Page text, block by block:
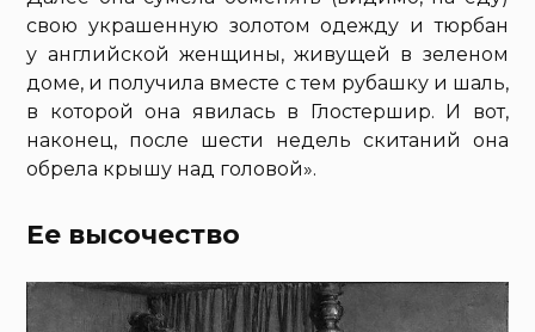
свою украшенную золотом одежду и тюрбан
у английской женщины, живущей в зеленом
доме, и получила вместе с тем рубашку и шаль,
в которой она явилась в Глостершир. И вот,
наконец, после шести недель скитаний она
обрела крышу над головой».
Ее высочество